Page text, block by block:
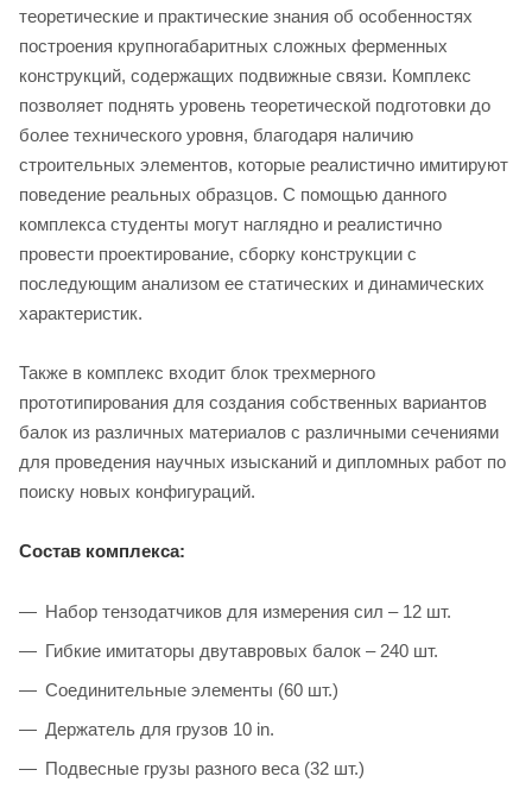
теоретические и практические знания об особенностях
построения крупногабаритных сложных ферменных
конструкций, содержащих подвижные связи. Комплекс
позволяет поднять уровень теоретической подготовки до
более технического уровня, благодаря наличию
строительных элементов, которые реалистично имитируют
поведение реальных образцов. С помощью данного
комплекса студенты могут наглядно и реалистично
провести проектирование, сборку конструкции с
последующим анализом ее статических и динамических
характеристик.
Также в комплекс входит блок трехмерного
прототипирования для создания собственных вариантов
балок из различных материалов с различными сечениями
для проведения научных изысканий и дипломных работ по
поиску новых конфигураций.
Состав комплекса:
Набор тензодатчиков для измерения сил – 12 шт.
Гибкие имитаторы двутавровых балок – 240 шт.
Соединительные элементы (60 шт.)
Держатель для грузов 10 in.
Подвесные грузы разного веса (32 шт.)